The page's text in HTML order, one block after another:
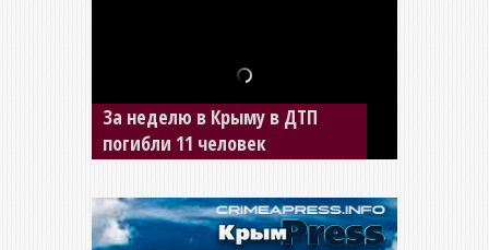
В Джанкое водитель ВАЗа
сбил двух детей на «зебре»